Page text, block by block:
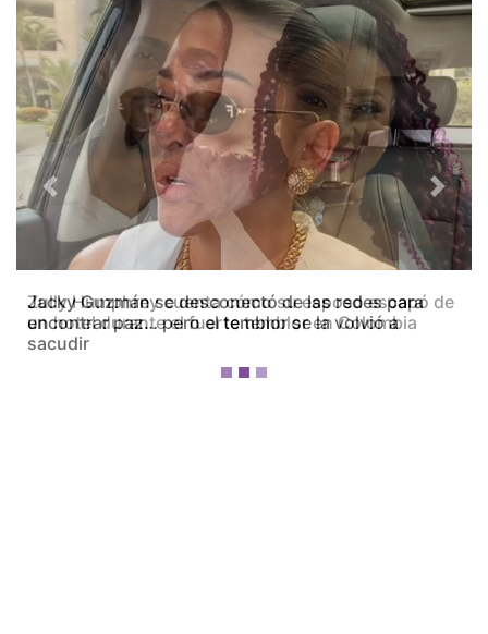
Zully Humphrey cuenta cómo su esposo escapó de
un hotel durante el fuerte temblor en Colombia
Previous Next